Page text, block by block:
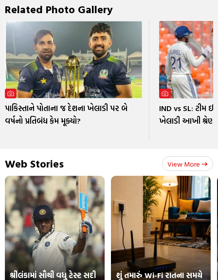
Related Photo Gallery
પાકિસ્તાને પોતાના જ દેશના ખેલાડી પર બે
વર્ષનો પ્રતિબંધ કેમ મૂક્યો?
IND vs SL: ટીમ
ખેલાડી આખી
Web Stories View More
શ્રીલંકામાં સૌથી વધુ ટેસ્ટ સદી શું તમારું Wi-Fi રાતના સમયે